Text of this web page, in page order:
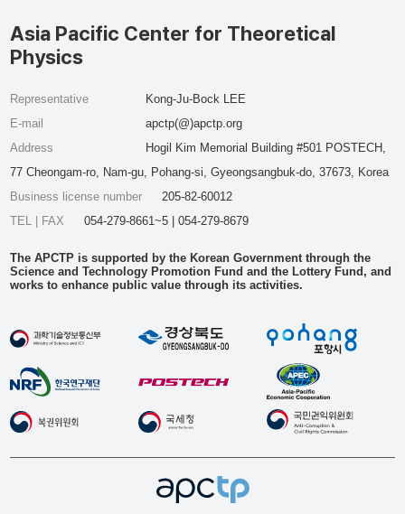
Asia Pacific Center for Theoretical
Physics
Representative
Kong-Ju-Bock LEE
E-mail
apctp(@)apctp.org
Address
Hogil Kim Memorial Building #501 POSTECH,
77 Cheongam-ro, Nam-gu, Pohang-si, Gyeongsangbuk-do, 37673, Korea
Business license number
205-82-60012
TEL | FAX
054-279-8661~5 | 054-279-8679
The APCTP is supported by the Korean Government through the
Science and Technology Promotion Fund and the Lottery Fund, and
works to enhance public value through its activities.